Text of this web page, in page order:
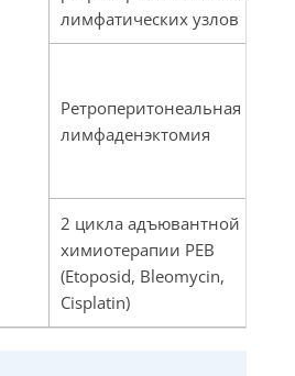
лимфатических узлов
Ретроперитонеальная
лимфаденэктомия
2 цикла адъювантной
химиотерапии PEB
(Etoposid, Bleomycin,
Cisplatin)